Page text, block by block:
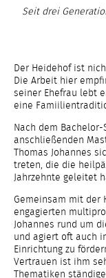
Seit drei
Der Heidehof ist
Die Arbeit hier
seiner Ehefrau lebt
eine
Nach dem
anschließenden
Thomas Johannes
treten, die die
Jahrzehnte geleitet
Gemeinsam mit der
engagierten
Johannes rund um
und agiert oft auch
Einrichtung zu
Vertrauen ist ihm
Thematiken